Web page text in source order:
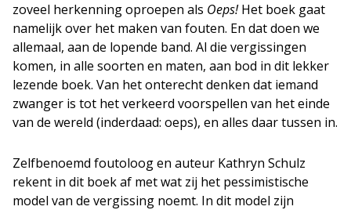
zoveel herkenning oproepen als Oeps!Het boek gaat
namelijk over het maken van fouten. En dat doen we
allemaal, aan de lopende band. Al die vergissingen
komen, in alle soorten en maten, aan bod in dit lekker
lezende boek. Van het onterecht denken dat iemand
zwanger is tot het verkeerd voorspellen van het einde
van de wereld (inderdaad: oeps), en alles daar tussen in.
Zelfbenoemd foutoloog en auteur Kathryn Schulz
rekent in dit boek af met wat zij het pessimistische
model van de vergissing noemt. In dit model zijn